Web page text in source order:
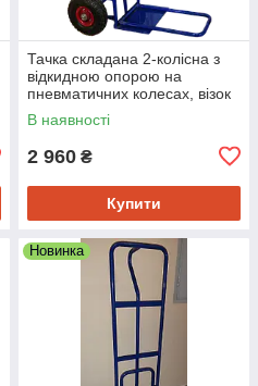
Тачка складана 2-колісна з
відкидною опорою на
пневматичних колесах, візок
двоколісний
В наявності
2 960 ₴
Купити
Новинка